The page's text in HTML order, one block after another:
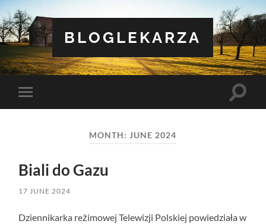
BLOGLEKARZA
Toggle
mobile
Toggle
MONTH: JUNE 2024
Biali do Gazu
17 JUNE 2024
Dziennikarka reżimowej Telewizji Polskiej powiedziała w